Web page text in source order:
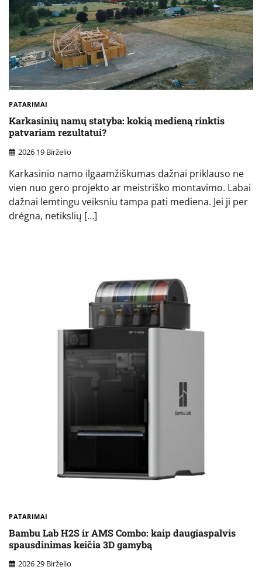
PATARIMAI
Karkasinių namų statyba: kokią medieną rinktis
patvariam rezultatui?
2026 19 Birželio
Karkasinio namo ilgaamžiškumas dažnai priklauso ne
vien nuo gero projekto ar meistriško montavimo. Labai
dažnai lemtingu veiksniu tampa pati mediena. Jei ji per
drėgna, netikslių […]
PATARIMAI
Bambu Lab H2S ir AMS Combo: kaip daugiaspalvis
spausdinimas keičia 3D gamybą
2026 29 Birželio